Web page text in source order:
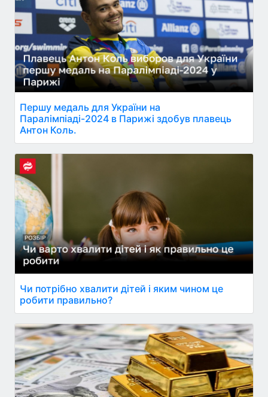
Першу медаль для України на
Паралімпіаді-2024 в Парижі здобув плавець
Антон Коль.
Чи потрібно хвалити дітей і яким чином це
робити правильно?